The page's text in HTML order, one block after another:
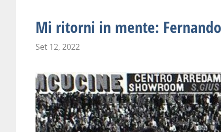
Mi ritorni in mente:
Set 12, 2022